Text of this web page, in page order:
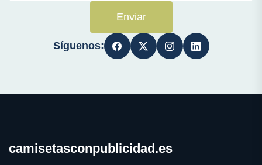
Enviar
Síguenos:
camisetasconpublicidad.es